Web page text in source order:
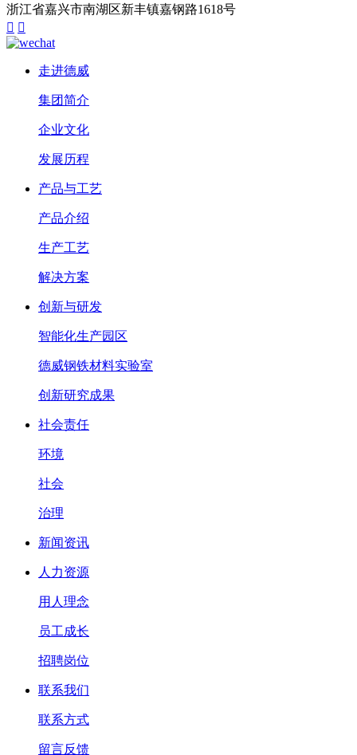
浙江省嘉兴市南湖区新丰镇嘉钢路1618号
 
走进德威
集团简介
企业文化
发展历程
产品与工艺
产品介绍
生产工艺
解决方案
创新与研发
智能化生产园区
德威钢铁材料实验室
创新研究成果
社会责任
环境
社会
治理
新闻资讯
人力资源
用人理念
员工成长
招聘岗位
联系我们
联系方式
留言反馈